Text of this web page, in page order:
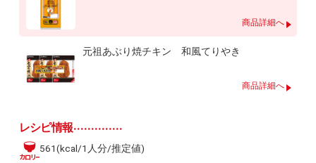
商品詳細へ
元祖あぶり焼チキン 和風てりやき
商品詳細へ
レシピ情報
561(kcal/1人分/推定値)